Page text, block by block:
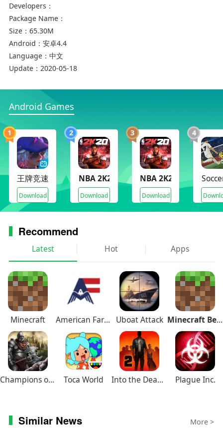
汽车模拟器碰撞城市游戏评测
在汽车模拟器碰撞城市中玩家可以尝试不同过的赛
车进行游戏，各个车辆之间的外科坚硬度不同，速
度也各有较大的差异。喜欢这款游戏的朋友们赶快
下载来体验吧！
Developers：
Package Name：
Size： 65.30M
Android： 安卓4.4
Language： 中文
Update： 2020-05-18
Android Games
1
王牌竞速
Download
2
NBA 2K20(Mod Archive)
Download
3
NBA 2K20
Download
4
Recommend
Latest Hot Apps
Minecraft American Farming Uboat Attack Minecraft Beta
Champions of Avan Toca World Into the Dead 2 Plague Inc.
Similar News More >